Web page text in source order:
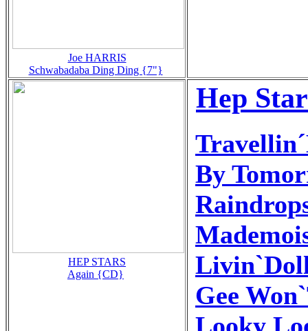
Joe HARRIS
Schwabadaba Ding Ding {7"}
HEP STARS
Again {CD}
Hep
By
Gee
Looky